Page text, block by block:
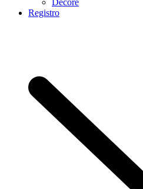
Decore
Registro